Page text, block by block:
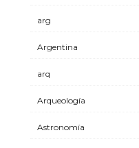
arg
Argentina
arq
Arqueología
Astronomía